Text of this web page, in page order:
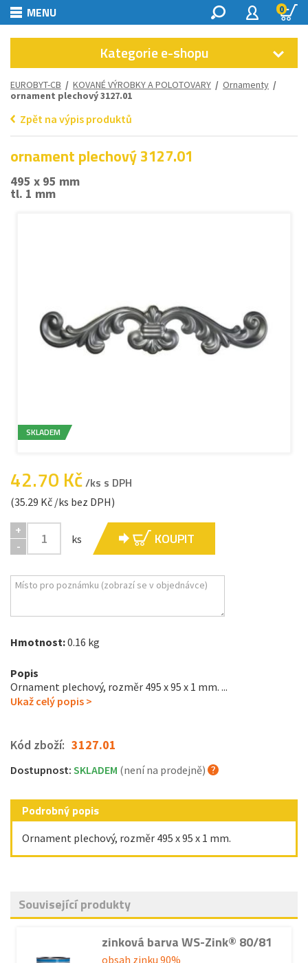
MENU 0
Kategorie e-shopu
EUROBYT-CB / KOVANÉ VÝROBKY A POLOTOVARY / Ornamenty /
ornament plechový 3127.01
Zpět na výpis produktů
ornament plechový 3127.01
495 x 95 mm
tl. 1 mm
SKLADEM
42.70 Kč/ks s DPH
(35.29 Kč /ks bez DPH)
+
-
ks KOUPIT
Hmotnost:0.16 kg
Popis
Ornament plechový, rozměr 495 x 95 x 1 mm. ...
Ukaž celý popis >
Kód zboží: 3127.01
Dostupnost: SKLADEM (není na prodejně)
Podrobný popis
Ornament plechový, rozměr 495 x 95 x 1 mm.
Související produkty
zinková barva WS-Zink® 80/81
obsah zinku 90%